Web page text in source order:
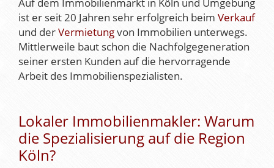
Auf dem Immobilienmarkt in Köln und Umgebung
ist er seit 20 Jahren sehr erfolgreich beim Verkauf
und derVermietungvon Immobilien unterwegs.
Mittlerweile baut schon die Nachfolgegeneration
seiner ersten Kunden auf die hervorragende
Arbeit des Immobilienspezialisten.
Lokaler Immobilienmakler: Warum
die Spezialisierung auf die Region
Köln?